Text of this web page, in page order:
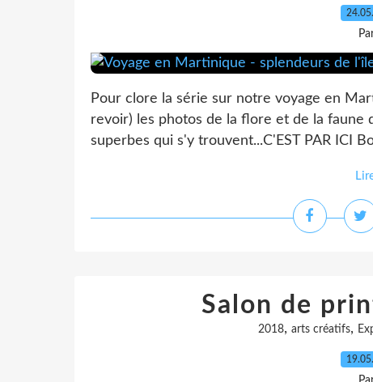
Pour clore la série sur notre voyage en
revoir) les photos de la flore et de la faune
superbes qui s'y trouvent...C'EST PAR ICI
Salon de
2018, arts créatifs,